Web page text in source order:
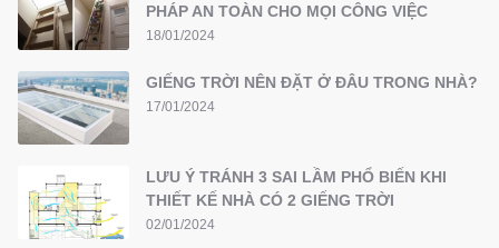
PHÁP AN TOÀN CHO MỌI CÔNG VIỆC
18/01/2024
GIẾNG TRỜI NÊN ĐẶT Ở ĐÂU TRONG NHÀ?
17/01/2024
LƯU Ý TRÁNH 3 SAI LẦM PHỔ BIẾN KHI
THIẾT KẾ NHÀ CÓ 2 GIẾNG TRỜI
02/01/2024